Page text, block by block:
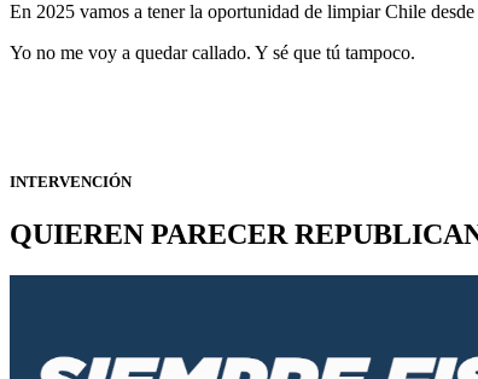
En 2025 vamos a tener la oportunidad de limpiar Chile
Yo no me voy a quedar callado. Y sé que tú tampoco.
INTERVENCIÓN
QUIEREN PARECER